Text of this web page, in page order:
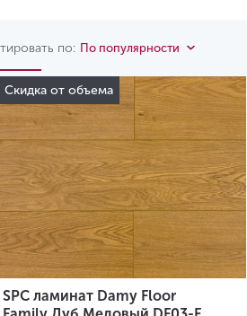
по: По популярности
Скидка от объема
SPC ламинат Damy Floor